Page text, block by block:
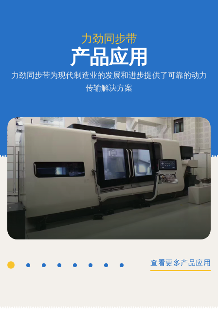
力劲同步带
产品应用
力劲同步带为现代制造业的发展和进步提供了可靠的动力
传输解决方案
查看更多产品应用